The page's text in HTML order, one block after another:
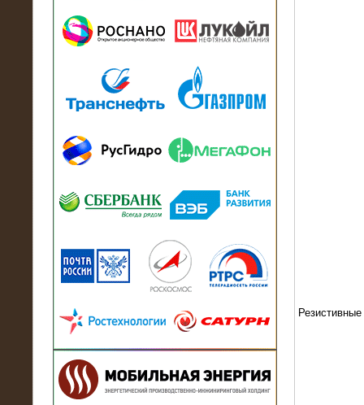
модуль в контейнере 2700 кВА на
Балтийский завод
Активно-реактивные нагрузочные
модули 15 МВт (21,5 МВА) На Кубок
конфедераций